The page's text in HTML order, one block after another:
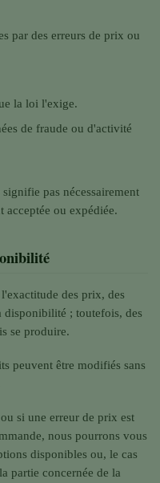
par des erreurs de prix ou
la loi l'exige.
de fraude ou d'activité
pas nécessairement
ou expédiée.
des prix, des
disponibilité ; toutefois, des
se produire.
peuvent être modifiés sans
si une erreur de prix est
nous pourrons vous
disponibles ou, le cas
partie concernée de la